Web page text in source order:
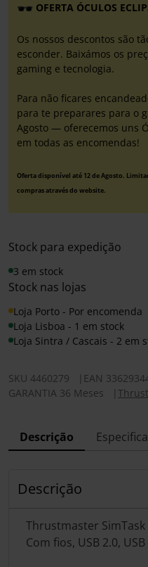
OFERTA ÓCULOS
Os nossos descontos são
esconder. Baixámos os
gaming e tecnologia.
Para não ficares
para te preparares para o
Agosto — oferecemos uns
em todas as encomendas!
Oferta disponível até 12 de Agosto.
compras através do website.
Stock para expedição
3 em stock
Stock nas lojas
Loja Porto - Por encomenda
Loja Lisboa - 1 em stock
Loja Sintra / Cascais - 2 em
SKU 4460279 EAN
GARANTIA 36 Meses
Descrição
Descrição
Thrustmaster SimTask
Com fios, USB 2.0,